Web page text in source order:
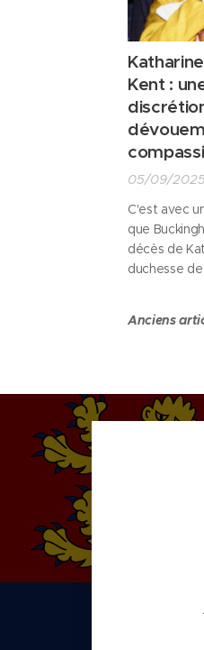
capitale...
Kent :
05/09/
C'est avec
que
décès de
duchesse
Palais de
Anciens